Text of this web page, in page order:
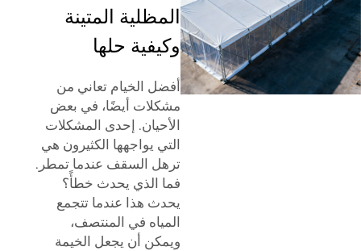
المظلية المتينة
وكيفية حلها
أفضل الخيام تعاني من
مشكلات أيضًا، في بعض
الأحيان. إحدى المشكلات
التي يواجهها الكثيرون هي
ترهل السقف عندما تمطر.
فما الذي يحدث خطأً؟
يحدث هذا عندما تتجمع
المياه في المنتصف،
ويمكن أن يجعل الخيمة